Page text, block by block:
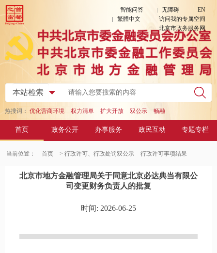
智能问答 无障碍
EN
繁體中文
访问我的专属空间
北京市政务服务网
热搜词： 优化营商环境 权力清单 扩大开放 双公示 畅融
首页 政务公开 办事服务 政民互动 专题专栏
当前位置： 首页 > 行政许可、行政处罚双公示 行政许可事项结果
北京市地方金融管理局关于同意北京必达典当有限公
司变更财务负责人的批复
时间: 2026-06-25